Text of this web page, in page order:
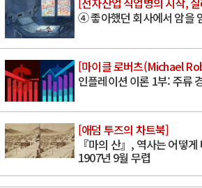
④ 좋아했던 회사에서 암을
[마이클 로버츠(Michael
인플레이션 이론 1부: 주류
[애덤 투즈의 차트북]
『마의 산』, 역사는 어떻
1907년 9월 무렵